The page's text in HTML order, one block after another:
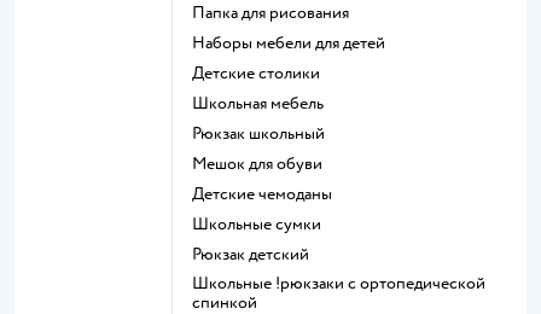
Папка для рисования
Наборы мебели для детей
Детские столики
Школьная мебель
Рюкзак школьный
Мешок для обуви
Детские чемоданы
Школьные сумки
Рюкзак детский
Школьные !рюкзаки с ортопедической
спинкой